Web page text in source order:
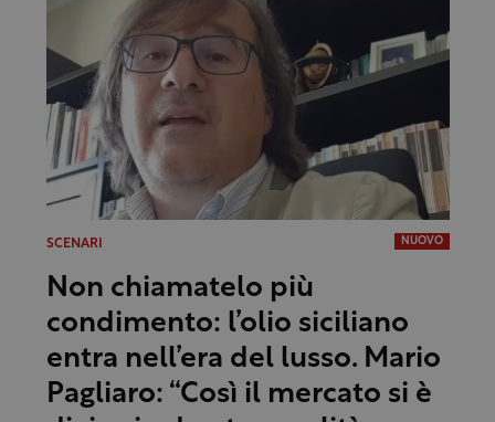
SCENARI NUOVO
Non chiamatelo più
condimento: l’olio siciliano
entra nell’era del lusso. Mario
Pagliaro: “Così il mercato si è